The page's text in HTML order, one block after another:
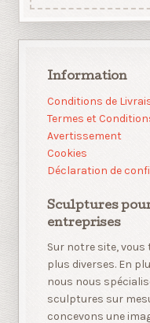
Information
Conditions de
Termes et
Avertissement
Cookies
Déclaration de
Sculptures
entreprises
Sur notre site,
plus diverses. En
nous nous
sculptures sur
concevons une